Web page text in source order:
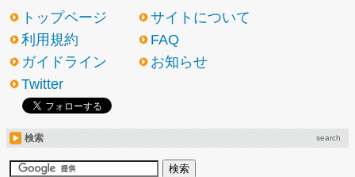
トップページ
サイトについて
利用規約
FAQ
ガイドライン
お知らせ
Twitter
検索 search